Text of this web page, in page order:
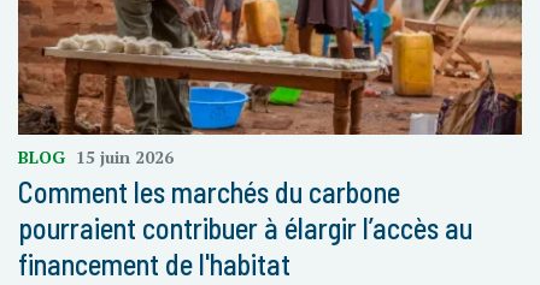
BLOG 15 juin 2026
Comment les marchés du carbone
pourraient contribuer à élargir l’accès au
financement de l'habitat